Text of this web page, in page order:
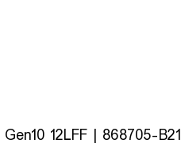
12LFF | 868705-B21